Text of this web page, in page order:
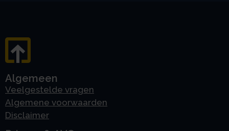
Algemeen
Veelgestelde vragen
Algemene voorwaarden
Disclaimer